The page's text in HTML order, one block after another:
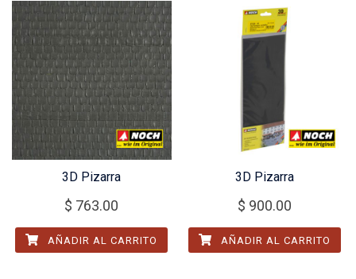
3D Pizarra
$ 763.00
AÑADIR AL CARRITO
3D Pizarra
$ 900.00
AÑADIR AL CARRITO